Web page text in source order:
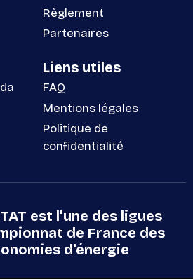
Règlement
Partenaires
Liens utiles
FAQ
Mentions légales
Politique de
confidentialité
est l'une des ligues
de France des
d'énergie